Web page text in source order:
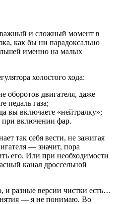
и сложный момент в
как бы ни парадоксально
именно на малых
холостого хода:
оборотов двигателя, даже
педаль газа;
вы включаете «нейтралку»;
включении фар.
так себя вести, не зажигая
— значит, пора
его. Или при необходимости
канал дроссельной
и разные версии чистки есть…
— я не понимаю. Во